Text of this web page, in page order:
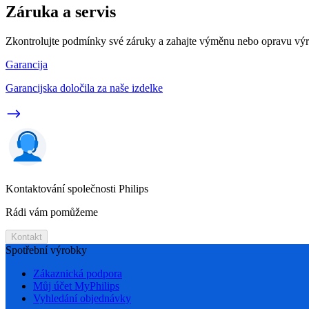
Záruka a servis
Zkontrolujte podmínky své záruky a zahajte výměnu nebo opravu
Garancija
Garancijska določila za naše izdelke
Kontaktování společnosti Philips
Rádi vám pomůžeme
Kontakt
Spotřební výrobky
Zákaznická podpora
Můj účet MyPhilips
Vyhledání objednávky